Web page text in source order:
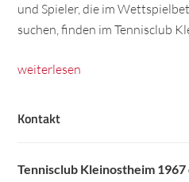
und Spieler, die im
suchen, finden im Tennisclub
weiterlesen
Kontakt
Tennisclub Kleinostheim 1967